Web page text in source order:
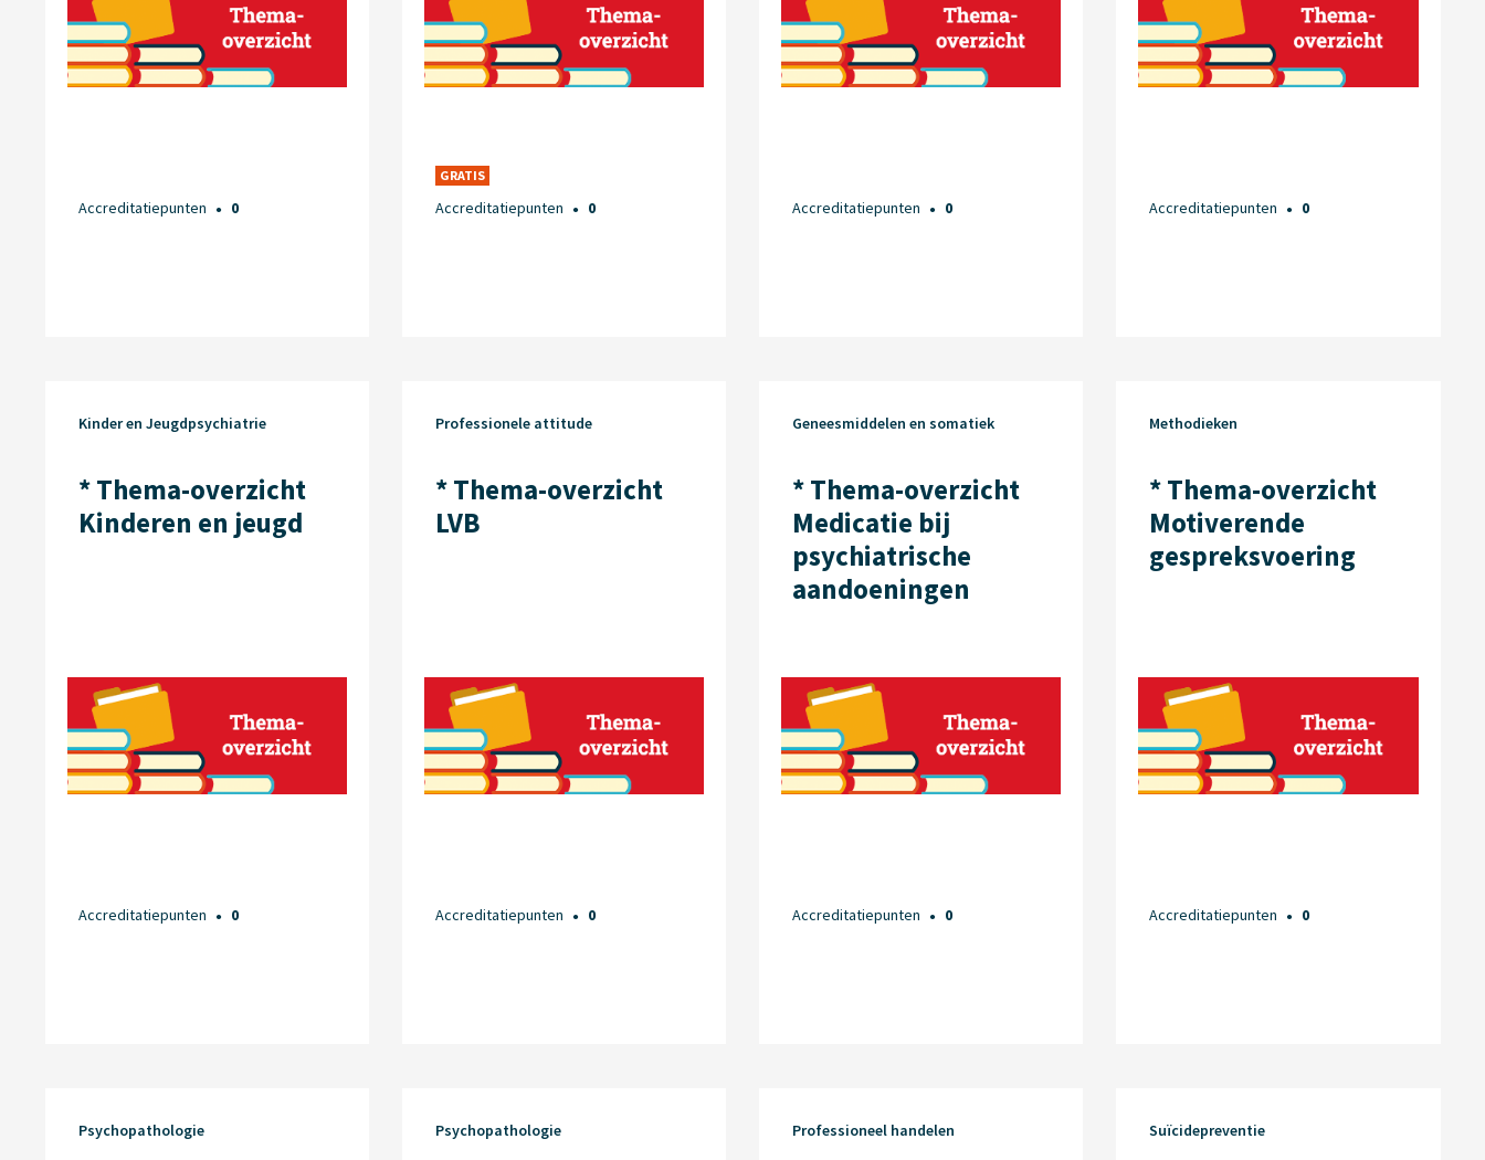
Accreditatiepunten ● 0
GRATIS
Accreditatiepunten ● 0 Accreditatiepunten ● 0 Accreditatiepunten ● 0
Kinder en Jeugdpsychiatrie
* Thema-overzicht
Kinderen en jeugd
Accreditatiepunten ● 0
Professionele attitude
* Thema-overzicht
LVB
Accreditatiepunten ● 0
Geneesmiddelen en somatiek
* Thema-overzicht
Medicatie bij
psychiatrische
aandoeningen
Accreditatiepunten ● 0
Methodieken
* Thema-overzicht
Motiverende
gespreksvoering
Accreditatiepunten ● 0
Psychopathologie Psychopathologie Professioneel handelen Suïcidepreventie